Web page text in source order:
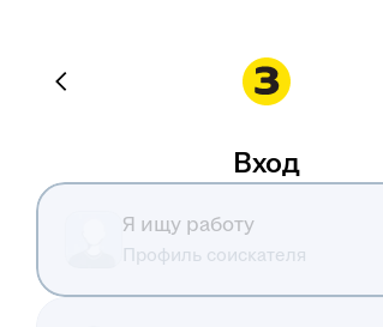
Вход
Я ищу работу
Профиль соискателя